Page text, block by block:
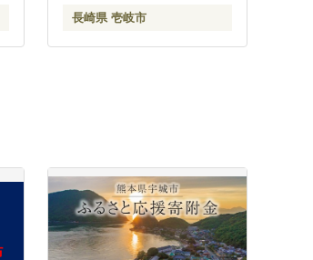
30万円
長崎県 壱岐市